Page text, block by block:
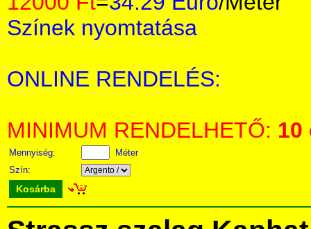
Színek nyomtatása
ONLINE RENDELÉS:
MINIMUM RENDELHETŐ: 10
Mennyiség:
Méter
Szín:
Kosárba